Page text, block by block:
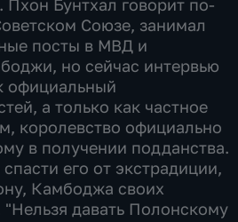
Бунтхал говорит по-
Союзе, занимал
посты в МВД и
но сейчас интервью
официальный
а только как частное
королевство официально
в получении подданства.
его от экстрадиции,
Камбоджа своих
"Нельзя давать Полонскому